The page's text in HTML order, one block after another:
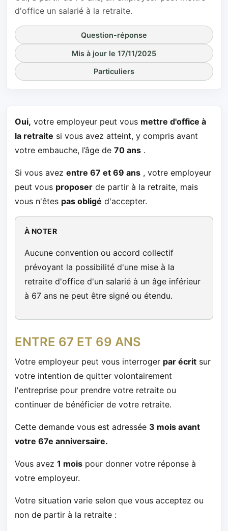
d'office un salarié à la retraite.
Question-réponse
Mis à jour le 17/11/2025
Particuliers
Oui, votre employeur peut vous mettre d'office à
la retraite si vous avez atteint, y compris avant
votre embauche, l’âge de 70 ans .
Si vous avez entre 67 et 69 ans , votre employeur
peut vous proposer de partir à la retraite, mais
vous n'êtes pas obligé d'accepter.
À NOTER
Aucune convention ou accord collectif
prévoyant la possibilité d'une mise à la
retraite d'office d'un salarié à un âge inférieur
à 67 ans ne peut être signé ou étendu.
ENTRE 67 ET 69 ANS
Votre employeur peut vous interroger par écrit sur
votre intention de quitter volontairement
l'entreprise pour prendre votre retraite ou
continuer de bénéficier de votre retraite.
Cette demande vous est adressée 3 mois avant
votre 67e anniversaire.
Vous avez 1 mois pour donner votre réponse à
votre employeur.
Votre situation varie selon que vous acceptez ou
non de partir à la retraite :